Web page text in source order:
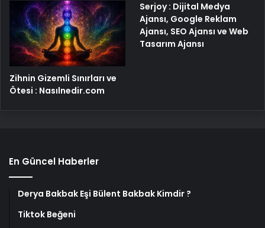
Zihnin Gizemli Sınırları ve
Ötesi : Nasılnedir.com
Serjoy : Dijital Medya
Ajansı, Google Reklam
Ajansı, SEO Ajansı ve Web
Tasarım Ajansı
En Güncel Haberler
Derya Bakbak Eşi Bülent Bakbak Kimdir ?
Tiktok Beğeni